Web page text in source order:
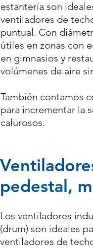
estantería son
ventiladores de
puntual. Con
útiles en zonas con
en gimnasios y
volúmenes de aire
También contamos
para incrementar la
calurosos.
pedestal,
Los ventiladores
(drum) son ideales
ventiladores de